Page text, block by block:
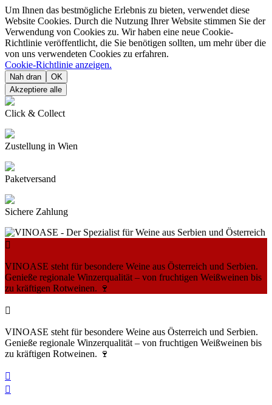
Um Ihnen das bestmögliche Erlebnis zu bieten, verwendet diese
Website Cookies. Durch die Nutzung Ihrer Website stimmen Sie der
Verwendung von Cookies zu. Wir haben eine neue Cookie-
Richtlinie veröffentlicht, die Sie benötigen sollten, um mehr über die
von uns verwendeten Cookies zu erfahren.
Cookie-Richtlinie anzeigen.
Nah dran
OK
Akzeptiere alle
Click & Collect
Zustellung in Wien
Paketversand
Sichere Zahlung

VINOASE steht für besondere Weine aus Österreich und Serbien.
Genieße regionale Winzerqualität – von fruchtigen Weißweinen bis
zu kräftigen Rotweinen. 🍷

VINOASE steht für besondere Weine aus Österreich und Serbien.
Genieße regionale Winzerqualität – von fruchtigen Weißweinen bis
zu kräftigen Rotweinen. 🍷

